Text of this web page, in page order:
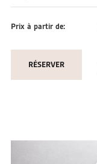
Prix à partir de:
RÉSERVER